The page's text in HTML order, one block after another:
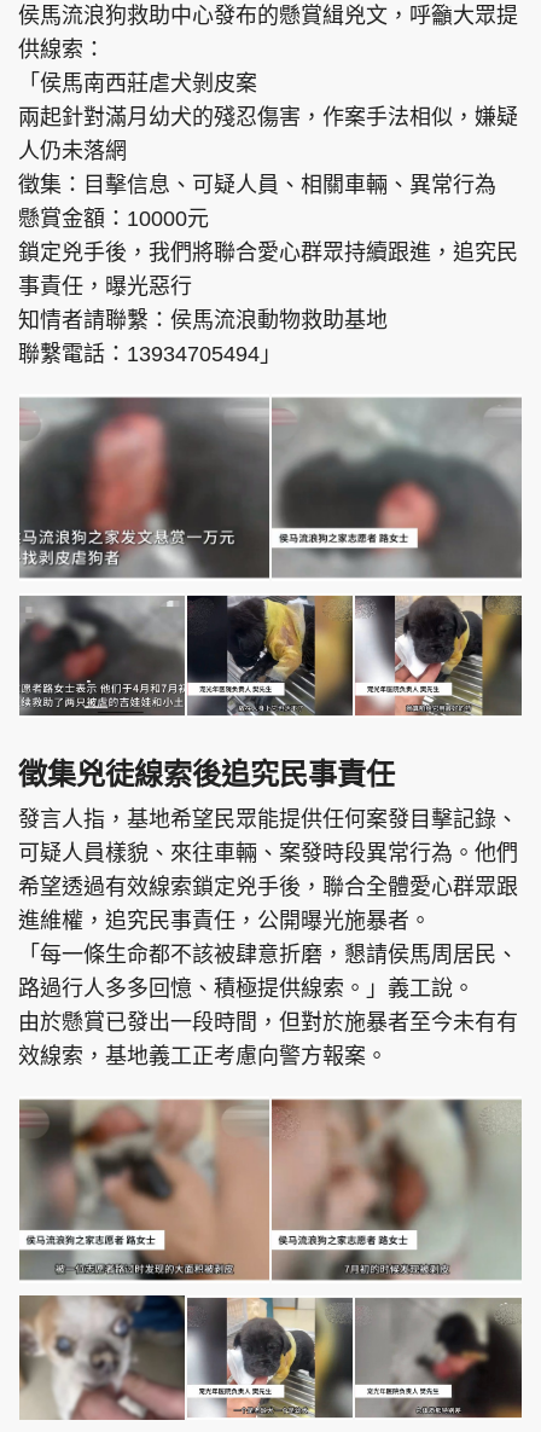
侯馬流浪狗救助中心發布的懸賞緝兇文，呼籲大眾提
供線索：
「侯馬南西莊虐犬剝皮案
兩起針對滿月幼犬的殘忍傷害，作案手法相似，嫌疑
人仍未落網
徵集：目擊信息、可疑人員、相關車輛、異常行為
懸賞金額：10000元
鎖定兇手後，我們將聯合愛心群眾持續跟進，追究民
事責任，曝光惡行
知情者請聯繫：侯馬流浪動物救助基地
聯繫電話：13934705494」
徵集兇徒線索後追究民事責任
發言人指，基地希望民眾能提供任何案發目擊記錄、
可疑人員樣貌、來往車輛、案發時段異常行為。他們
希望透過有效線索鎖定兇手後，聯合全體愛心群眾跟
進維權，追究民事責任，公開曝光施暴者。
「每一條生命都不該被肆意折磨，懇請侯馬周居民、
路過行人多多回憶、積極提供線索。」義工說。
由於懸賞已發出一段時間，但對於施暴者至今未有有
效線索，基地義工正考慮向警方報案。